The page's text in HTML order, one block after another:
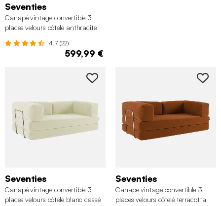
Seventies
Canapé vintage convertible 3
places velours côtelé anthracite
4.7 (22)
599,99 €
Seventies
Canapé vintage convertible 3
places velours côtelé blanc cassé
Seventies
Canapé vintage convertible 3
places velours côtelé terracotta